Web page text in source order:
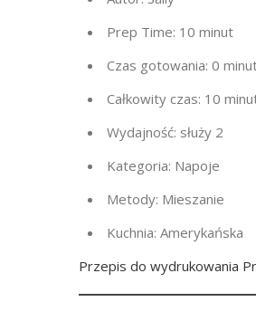
Prep Time: 10 minut
Czas gotowania: 0
Całkowity czas: 10
Wydajność: służy 2
Kategoria: Napoje
Metody: Mieszanie
Kuchnia: Amerykańska
Przepis do wydrukowania